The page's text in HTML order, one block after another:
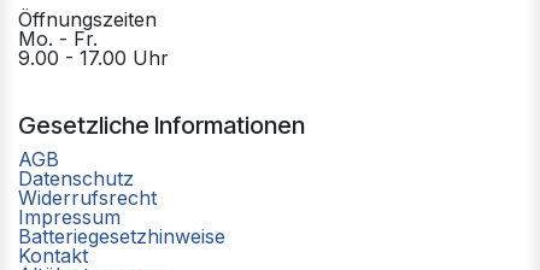
Öffnungszeiten
Mo. - Fr.
9.00 - 17.00 Uhr
Gesetzliche Informationen
AGB
Datenschutz
Widerrufsrecht
Impressum
Batteriegesetzhinweise
Kontakt